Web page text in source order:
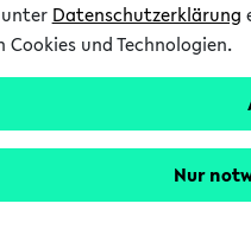
Studies
in
Datenschutzerklärung
und Technologien.
Nur